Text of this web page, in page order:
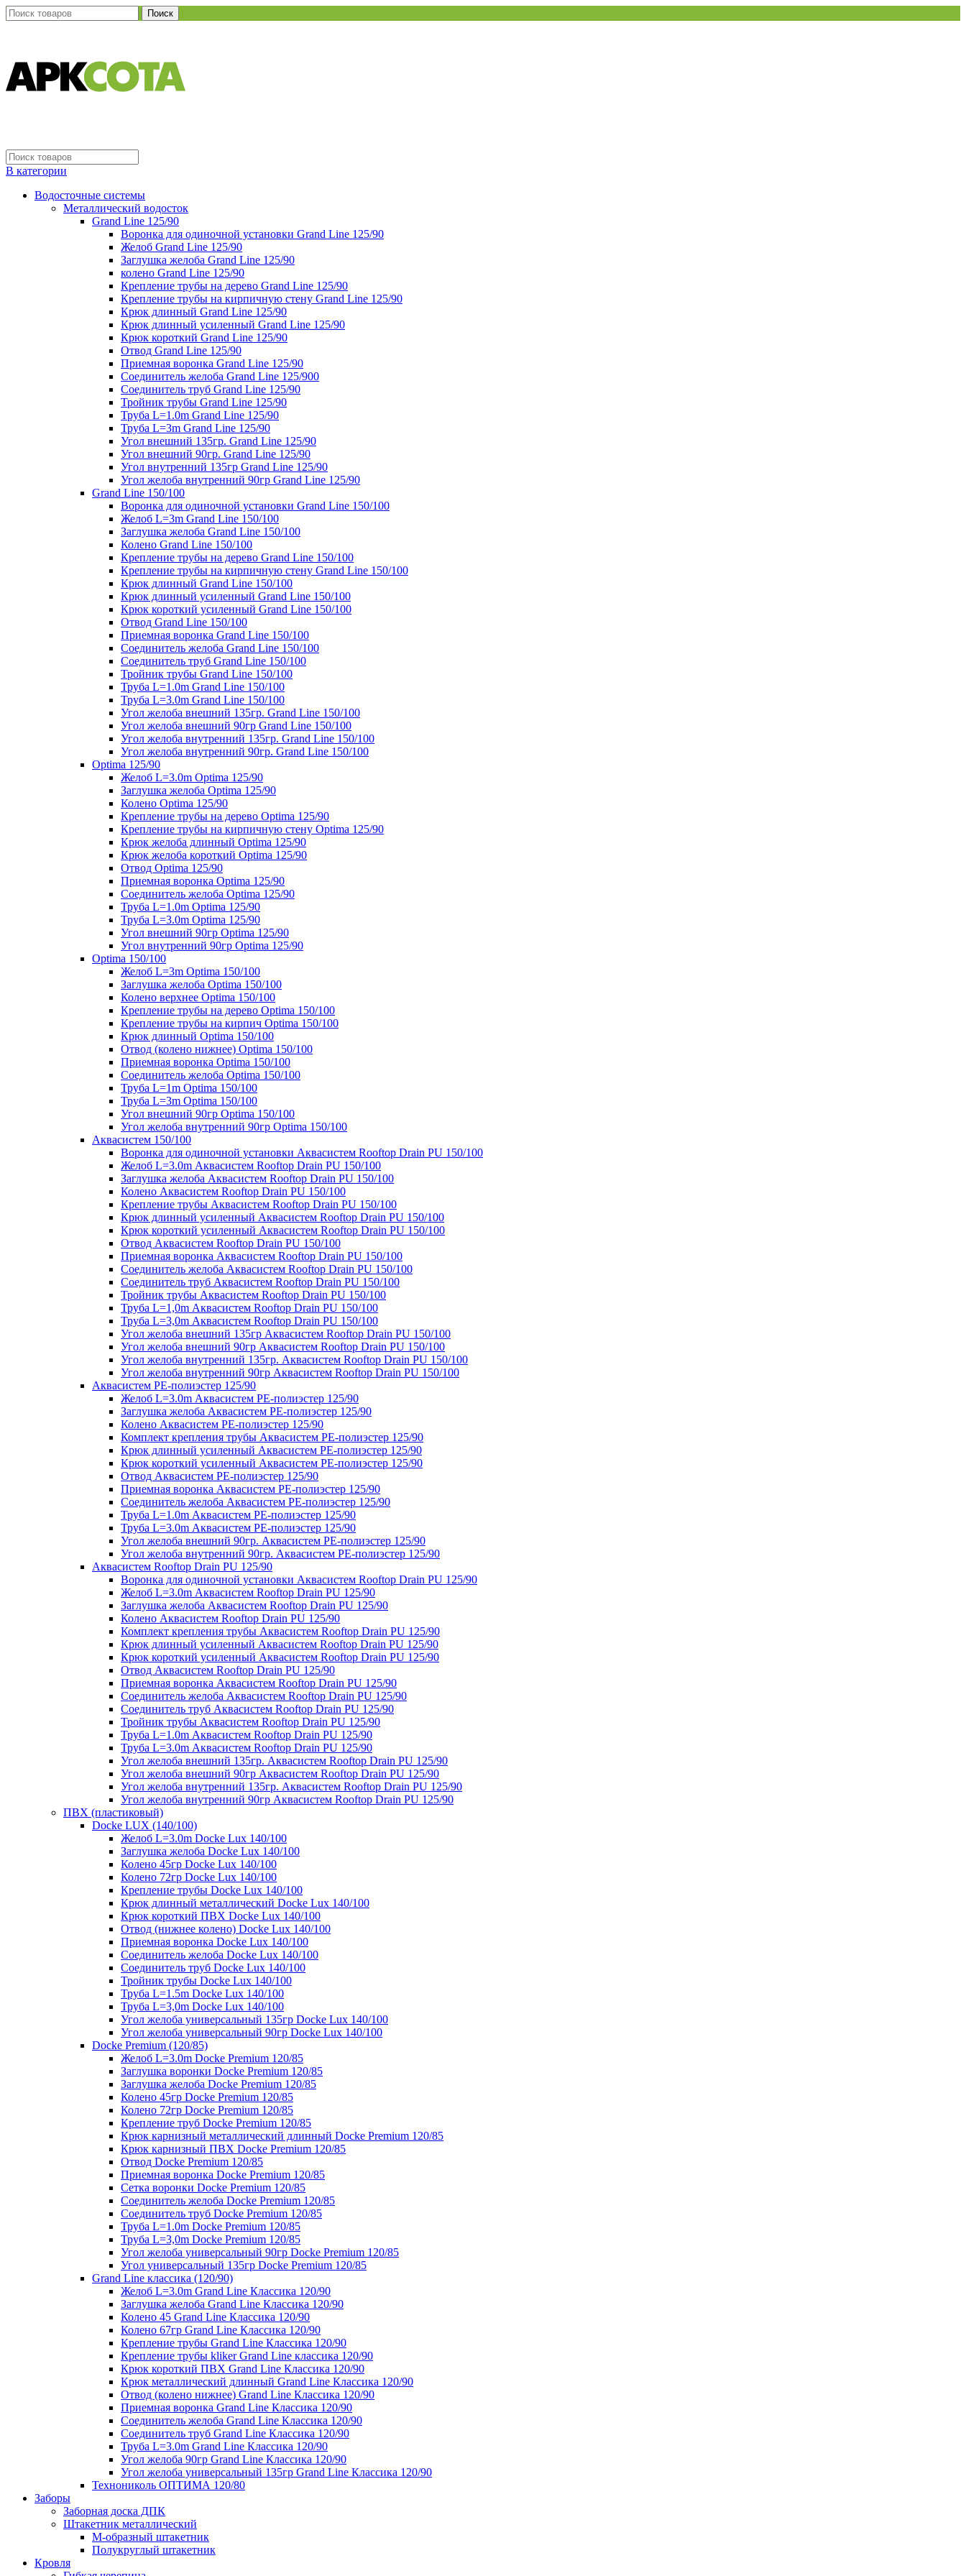
Поиск
В категории
Водосточные системы
Металлический водосток
Grand Line 125/90
Воронка для одиночной установки Grand Line 125/90
Желоб Grand Line 125/90
Заглушка желоба Grand Line 125/90
колено Grand Line 125/90
Крепление трубы на дерево Grand Line 125/90
Крепление трубы на кирпичную стену Grand Line 125/90
Крюк длинный Grand Line 125/90
Крюк длинный усиленный Grand Line 125/90
Крюк короткий Grand Line 125/90
Отвод Grand Line 125/90
Приемная воронка Grand Line 125/90
Соединитель желоба Grand Line 125/900
Соединитель труб Grand Line 125/90
Тройник трубы Grand Line 125/90
Труба L=1.0m Grand Line 125/90
Труба L=3m Grand Line 125/90
Угол внешний 135гр. Grand Line 125/90
Угол внешний 90гр. Grand Line 125/90
Угол внутренний 135гр Grand Line 125/90
Угол желоба внутренний 90гр Grand Line 125/90
Grand Line 150/100
Воронка для одиночной установки Grand Line 150/100
Желоб L=3m Grand Line 150/100
Заглушка желоба Grand Line 150/100
Колено Grand Line 150/100
Крепление трубы на дерево Grand Line 150/100
Крепление трубы на кирпичную стену Grand Line 150/100
Крюк длинный Grand Line 150/100
Крюк длинный усиленный Grand Line 150/100
Крюк короткий усиленный Grand Line 150/100
Отвод Grand Line 150/100
Приемная воронка Grand Line 150/100
Соединитель желоба Grand Line 150/100
Соединитель труб Grand Line 150/100
Тройник трубы Grand Line 150/100
Труба L=1.0m Grand Line 150/100
Труба L=3.0m Grand Line 150/100
Угол желоба внешний 135гр. Grand Line 150/100
Угол желоба внешний 90гр Grand Line 150/100
Угол желоба внутренний 135гр. Grand Line 150/100
Угол желоба внутренний 90гр. Grand Line 150/100
Optima 125/90
Желоб L=3.0m Optima 125/90
Заглушка желоба Optima 125/90
Колено Optima 125/90
Крепление трубы на дерево Optima 125/90
Крепление трубы на кирпичную стену Optima 125/90
Крюк желоба длинный Optima 125/90
Крюк желоба короткий Optima 125/90
Отвод Optima 125/90
Приемная воронка Optima 125/90
Соединитель желоба Optima 125/90
Труба L=1.0m Optima 125/90
Труба L=3.0m Optima 125/90
Угол внешний 90гр Optima 125/90
Угол внутренний 90гр Optima 125/90
Optima 150/100
Желоб L=3m Optima 150/100
Заглушка желоба Optima 150/100
Колено верхнее Optima 150/100
Крепление трубы на дерево Optima 150/100
Крепление трубы на кирпич Optima 150/100
Крюк длинный Optima 150/100
Отвод (колено нижнее) Optima 150/100
Приемная воронка Optima 150/100
Соединитель желоба Optima 150/100
Труба L=1m Optima 150/100
Труба L=3m Optima 150/100
Угол внешний 90гр Optima 150/100
Угол желоба внутренний 90гр Optima 150/100
Аквасистем 150/100
Воронка для одиночной установки Аквасистем Rooftop Drain PU 150/100
Желоб L=3.0m Аквасистем Rooftop Drain PU 150/100
Заглушка желоба Аквасистем Rooftop Drain PU 150/100
Колено Аквасистем Rooftop Drain PU 150/100
Крепление трубы Аквасистем Rooftop Drain PU 150/100
Крюк длинный усиленный Аквасистем Rooftop Drain PU 150/100
Крюк короткий усиленный Аквасистем Rooftop Drain PU 150/100
Отвод Аквасистем Rooftop Drain PU 150/100
Приемная воронка Аквасистем Rooftop Drain PU 150/100
Соединитель желоба Аквасистем Rooftop Drain PU 150/100
Соединитель труб Аквасистем Rooftop Drain PU 150/100
Тройник трубы Аквасистем Rooftop Drain PU 150/100
Труба L=1,0m Аквасистем Rooftop Drain PU 150/100
Труба L=3,0m Аквасистем Rooftop Drain PU 150/100
Угол желоба внешний 135гр Аквасистем Rooftop Drain PU 150/100
Угол желоба внешний 90гр Аквасистем Rooftop Drain PU 150/100
Угол желоба внутренний 135гр. Аквасистем Rooftop Drain PU 150/100
Угол желоба внутренний 90гр Аквасистем Rooftop Drain PU 150/100
Аквасистем PE-полиэстер 125/90
Желоб L=3.0m Аквасистем PE-полиэстер 125/90
Заглушка желоба Аквасистем PE-полиэстер 125/90
Колено Аквасистем PE-полиэстер 125/90
Комплект крепления трубы Аквасистем PE-полиэстер 125/90
Крюк длинный усиленный Аквасистем PE-полиэстер 125/90
Крюк короткий усиленный Аквасистем PE-полиэстер 125/90
Отвод Аквасистем РЕ-полиэстер 125/90
Приемная воронка Аквасистем PE-полиэстер 125/90
Соединитель желоба Аквасистем PE-полиэстер 125/90
Труба L=1.0m Аквасистем PE-полиэстер 125/90
Труба L=3.0m Аквасистем PE-полиэстер 125/90
Угол желоба внешний 90гр. Аквасистем PE-полиэстер 125/90
Угол желоба внутренний 90гр. Аквасистем PE-полиэстер 125/90
Аквасистем Rooftop Drain PU 125/90
Воронка для одиночной установки Аквасистем Rooftop Drain PU 125/90
Желоб L=3.0m Аквасистем Rooftop Drain PU 125/90
Заглушка желоба Аквасистем Rooftop Drain PU 125/90
Колено Аквасистем Rooftop Drain PU 125/90
Комплект крепления трубы Аквасистем Rooftop Drain PU 125/90
Крюк длинный усиленный Аквасистем Rooftop Drain PU 125/90
Крюк короткий усиленный Аквасистем Rooftop Drain PU 125/90
Отвод Аквасистем Rooftop Drain PU 125/90
Приемная воронка Аквасистем Rooftop Drain PU 125/90
Соединитель желоба Аквасистем Rooftop Drain PU 125/90
Соединитель труб Аквасистем Rooftop Drain PU 125/90
Тройник трубы Аквасистем Rooftop Drain PU 125/90
Труба L=1.0m Аквасистем Rooftop Drain PU 125/90
Труба L=3.0m Аквасистем Rooftop Drain PU 125/90
Угол желоба внешний 135гр. Аквасистем Rooftop Drain PU 125/90
Угол желоба внешний 90гр Аквасистем Rooftop Drain PU 125/90
Угол желоба внутренний 135гр. Аквасистем Rooftop Drain PU 125/90
Угол желоба внутренний 90гр Аквасистем Rooftop Drain PU 125/90
ПВХ (пластиковый)
Docke LUX (140/100)
Желоб L=3.0m Docke Lux 140/100
Заглушка желоба Docke Lux 140/100
Колено 45гр Docke Lux 140/100
Колено 72гр Docke Lux 140/100
Крепление трубы Docke Lux 140/100
Крюк длинный металлический Docke Lux 140/100
Крюк короткий ПВХ Docke Lux 140/100
Отвод (нижнее колено) Docke Lux 140/100
Приемная воронка Docke Lux 140/100
Соединитель желоба Docke Lux 140/100
Соединитель труб Docke Lux 140/100
Тройник трубы Docke Lux 140/100
Труба L=1.5m Docke Lux 140/100
Труба L=3,0m Docke Lux 140/100
Угол желоба универсальный 135гр Docke Lux 140/100
Угол желоба универсальный 90гр Docke Lux 140/100
Docke Premium (120/85)
Желоб L=3.0m Docke Premium 120/85
Заглушка воронки Docke Premium 120/85
Заглушка желоба Docke Premium 120/85
Колено 45гр Docke Premium 120/85
Колено 72гр Docke Premium 120/85
Крепление труб Docke Premium 120/85
Крюк карнизный металлический длинный Docke Premium 120/85
Крюк карнизный ПВХ Docke Premium 120/85
Отвод Docke Premium 120/85
Приемная воронка Docke Premium 120/85
Сетка воронки Docke Premium 120/85
Соединитель желоба Docke Premium 120/85
Соединитель труб Docke Premium 120/85
Труба L=1.0m Docke Premium 120/85
Труба L=3,0m Docke Premium 120/85
Угол желоба универсальный 90гр Docke Premium 120/85
Угол универсальный 135гр Docke Premium 120/85
Grand Line классика (120/90)
Желоб L=3.0m Grand Line Классика 120/90
Заглушка желоба Grand Line Классика 120/90
Колено 45 Grand Line Классика 120/90
Колено 67гр Grand Line Классика 120/90
Крепление трубы Grand Line Классика 120/90
Крепление трубы kliker Grand Line классика 120/90
Крюк короткий ПВХ Grand Line Классика 120/90
Крюк металлический длинный Grand Line Классика 120/90
Отвод (колено нижнее) Grand Line Классика 120/90
Приемная воронка Grand Line Классика 120/90
Соединитель желоба Grand Line Классика 120/90
Соединитель труб Grand Line Классика 120/90
Труба L=3.0m Grand Line Классика 120/90
Угол желоба 90гр Grand Line Классика 120/90
Угол желоба универсальный 135гр Grand Line Классика 120/90
Технониколь ОПТИМА 120/80
Заборы
Заборная доска ДПК
Штакетник металлический
М-образный штакетник
Полукруглый штакетник
Кровля